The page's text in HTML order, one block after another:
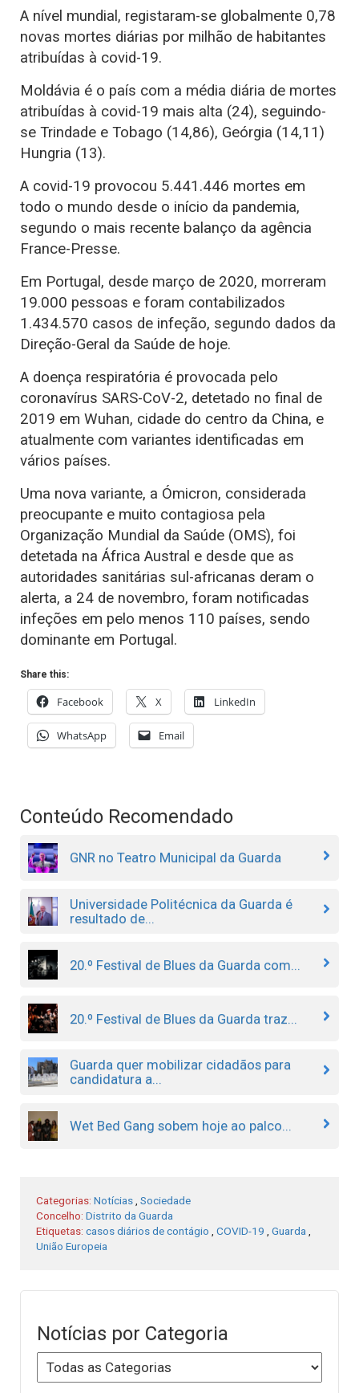
A nível mundial, registaram-se globalmente 0,78
novas mortes diárias por milhão de habitantes
atribuídas à covid-19.
Moldávia é o país com a média diária de mortes
atribuídas à covid-19 mais alta (24), seguindo-
se Trindade e Tobago (14,86), Geórgia (14,11)
Hungria (13).
A covid-19 provocou 5.441.446 mortes em
todo o mundo desde o início da pandemia,
segundo o mais recente balanço da agência
France-Presse.
Em Portugal, desde março de 2020, morreram
19.000 pessoas e foram contabilizados
1.434.570 casos de infeção, segundo dados da
Direção-Geral da Saúde de hoje.
A doença respiratória é provocada pelo
coronavírus SARS-CoV-2, detetado no final de
2019 em Wuhan, cidade do centro da China, e
atualmente com variantes identificadas em
vários países.
Uma nova variante, a Ómicron, considerada
preocupante e muito contagiosa pela
Organização Mundial da Saúde (OMS), foi
detetada na África Austral e desde que as
autoridades sanitárias sul-africanas deram o
alerta, a 24 de novembro, foram notificadas
infeções em pelo menos 110 países, sendo
dominante em Portugal.
Share this:
Facebook X LinkedIn
WhatsApp Email
Conteúdo Recomendado
GNR no Teatro Municipal da Guarda
Universidade Politécnica da Guarda é
resultado de...
20.º Festival de Blues da Guarda com...
20.º Festival de Blues da Guarda traz...
Guarda quer mobilizar cidadãos para
candidatura a...
Wet Bed Gang sobem hoje ao palco...
Categorias: Notícias Sociedade
Concelho: Distrito da Guarda
Etiquetas: casos diários de contágio COVID-19 Guarda
União Europeia
Notícias por Categoria